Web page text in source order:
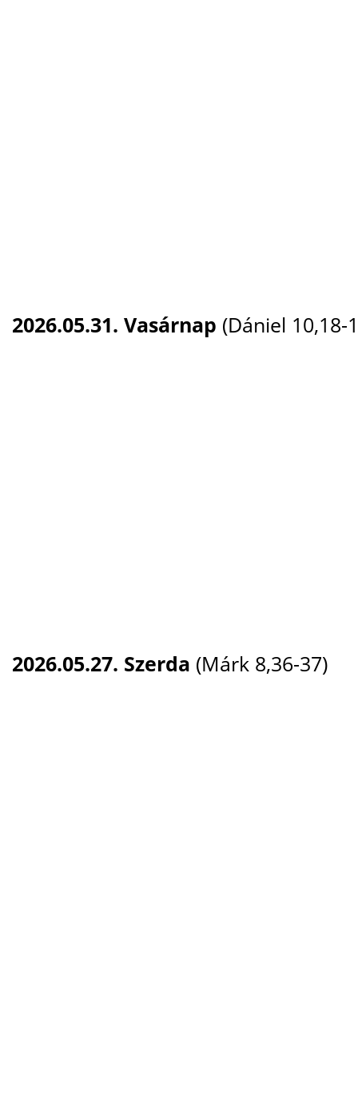
2026.05.31. Vasárnap (Dániel 10,18-
2026.05.27. Szerda (Márk 8,36-37)